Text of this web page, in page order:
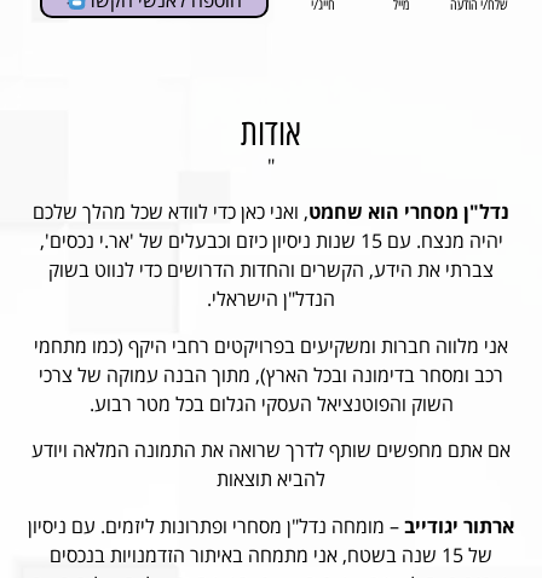
שלח/י הודעה מייל חייג/י
אודות
"
נדל"ן מסחרי הוא שחמט, ואני כאן כדי לוודא שכל מהלך שלכם
יהיה מנצח. עם 15 שנות ניסיון כיזם וכבעלים של 'אר.י נכסים',
צברתי את הידע, הקשרים והחדות הדרושים כדי לנווט בשוק
הנדל"ן הישראלי.
אני מלווה חברות ומשקיעים בפרויקטים רחבי היקף (כמו מתחמי
רכב ומסחר בדימונה ובכל הארץ), מתוך הבנה עמוקה של צרכי
השוק והפוטנציאל העסקי הגלום בכל מטר רבוע.
אם אתם מחפשים שותף לדרך שרואה את התמונה המלאה ויודע
להביא תוצאות
ארתור יגודייב– מומחה נדל"ן מסחרי ופתרונות ליזמים. עם ניסיון
של 15 שנה בשטח, אני מתמחה באיתור הזדמנויות בנכסים